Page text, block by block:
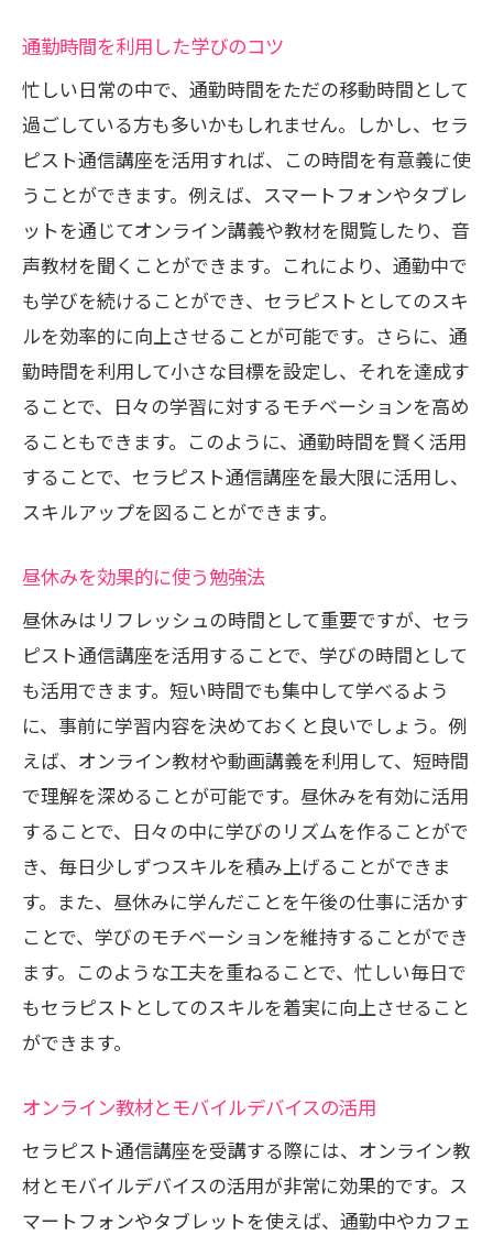
通勤時間を利用した学びのコツ
忙しい日常の中で、通勤時間をただの移動時間として
過ごしている方も多いかもしれません。しかし、セラ
ピスト通信講座を活用すれば、この時間を有意義に使
うことができます。例えば、スマートフォンやタブレ
ットを通じてオンライン講義や教材を閲覧したり、音
声教材を聞くことができます。これにより、通勤中で
も学びを続けることができ、セラピストとしてのスキ
ルを効率的に向上させることが可能です。さらに、通
勤時間を利用して小さな目標を設定し、それを達成す
ることで、日々の学習に対するモチベーションを高め
ることもできます。このように、通勤時間を賢く活用
することで、セラピスト通信講座を最大限に活用し、
スキルアップを図ることができます。
昼休みを効果的に使う勉強法
昼休みはリフレッシュの時間として重要ですが、セラ
ピスト通信講座を活用することで、学びの時間として
も活用できます。短い時間でも集中して学べるよう
に、事前に学習内容を決めておくと良いでしょう。例
えば、オンライン教材や動画講義を利用して、短時間
で理解を深めることが可能です。昼休みを有効に活用
することで、日々の中に学びのリズムを作ることがで
き、毎日少しずつスキルを積み上げることができま
す。また、昼休みに学んだことを午後の仕事に活かす
ことで、学びのモチベーションを維持することができ
ます。このような工夫を重ねることで、忙しい毎日で
もセラピストとしてのスキルを着実に向上させること
ができます。
オンライン教材とモバイルデバイスの活用
セラピスト通信講座を受講する際には、オンライン教
材とモバイルデバイスの活用が非常に効果的です。ス
マートフォンやタブレットを使えば、通勤中やカフェ